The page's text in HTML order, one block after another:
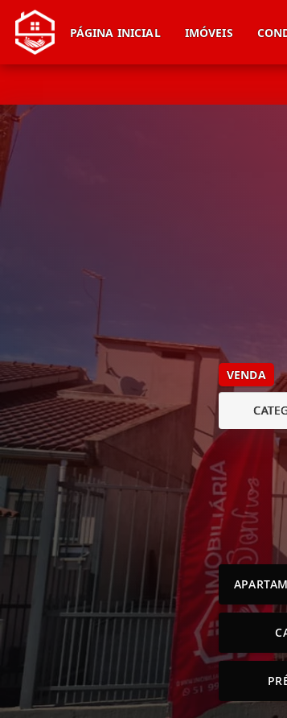
PÁGINA INICIAL IMÓVEIS
VENDA